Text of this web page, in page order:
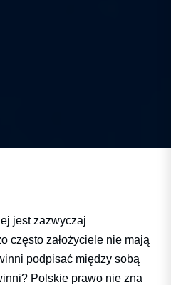
jest zazwyczaj
często założyciele nie mają
podpisać między sobą
Polskie prawo nie zna